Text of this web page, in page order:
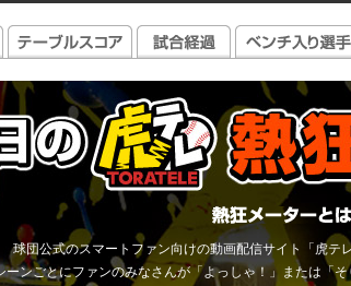
球団公式のスマートファン向けの動画配信サイト「虎テ
ーンごとにファンのみなさんが「よっしゃ！」または「